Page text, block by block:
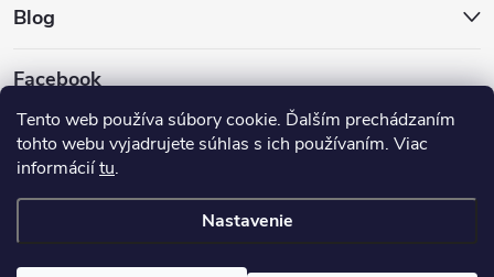
Tento web používa súbory cookie. Ďalším prechádzaním
tohto webu vyjadrujete súhlas s ich používaním. Viac
informáciítu.
Nastavenie
Blog
Facebook